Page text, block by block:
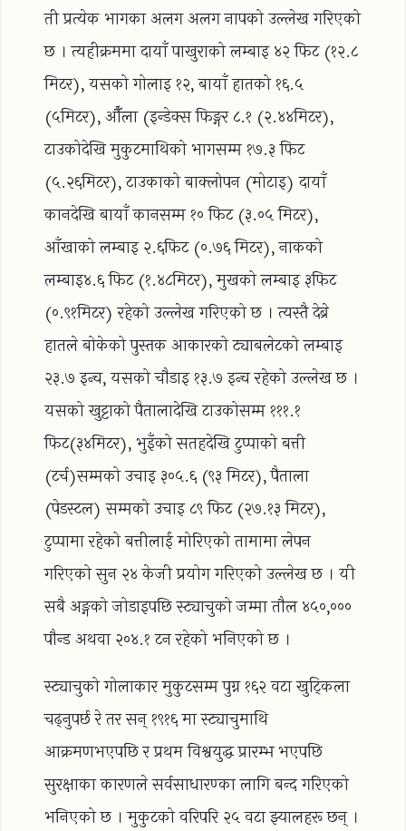
ती प्रत्येक भागका अलग अलग नापको उल्लेख गरिएको
छ । त्यहीक्रममा दायाँ पाखुराको लम्बाइ ४२ फिट (१२.८
मिटर), यसको गोलाइ १२, बायाँ हातको १६.५
(५मिटर), औँला (इन्डेक्स फिङ्गर ८.१ (२.४४मिटर),
टाउकोदेखि मुकुटमाथिको भागसम्म १७.३ फिट
(५.२६मिटर), टाउकाको बाक्लोपन (मोटाइ) दायाँ
कानदेखि बायाँ कानसम्म १० फिट (३.०५ मिटर),
आँखाको लम्बाइ २.६फिट (०.७६ मिटर), नाकको
लम्बाइ४.६ फिट (१.४८मिटर), मुखको लम्बाइ ३फिट
(०.९१मिटर) रहेको उल्लेख गरिएको छ । त्यस्तै देब्रे
हातले बोकेको पुस्तक आकारको ट्याबलेटको लम्बाइ
२३.७ इन्च, यसको चौडाइ १३.७ इन्च रहेको उल्लेख छ ।
यसको खुट्टाको पैतालादेखि टाउकोसम्म १११.१
फिट(३४मिटर), भुइँको सतहदेखि टुप्पाको बत्ती
(टर्च)सम्मको उचाइ ३०५.६ (९३ मिटर), पैताला
(पेडस्टल) सम्मको उचाइ ८९ फिट (२७.१३ मिटर),
टुप्पामा रहेको बत्तीलाई मोरिएको तामामा लेपन
गरिएको सुन २४ केजी प्रयोग गरिएको उल्लेख छ । यी
सबै अङ्गको जोडाइपछि स्ट्याचुको जम्मा तौल ४५०,०००
पौन्ड अथवा २०४.१ टन रहेको भनिएको छ ।
स्ट्याचुको गोलाकार मुकुटसम्म पुग्न १६२ वटा खुट्किला
चढ्नुपर्छ रे तर सन् १९१६ मा स्ट्याचुमाथि
आक्रमणभएपछि र प्रथम विश्वयुद्ध प्रारम्भ भएपछि
सुरक्षाका कारणले सर्वसाधारण्का लागि बन्द गरिएको
भनिएको छ । मुकुटको वरिपरि २५ वटा झ्यालहरू छन् ।